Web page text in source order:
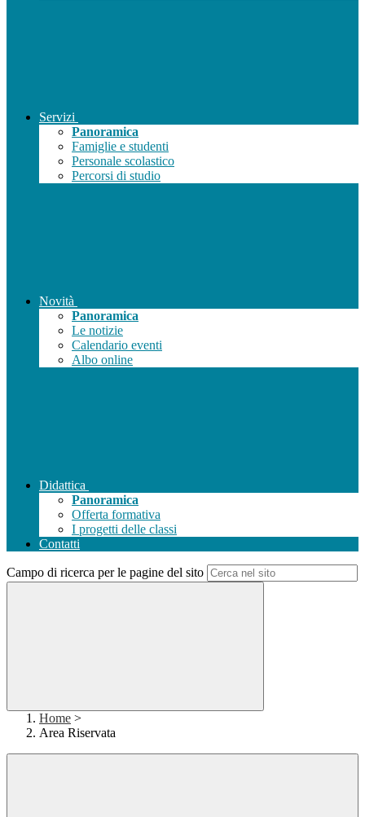
Servizi
Panoramica
Famiglie e studenti
Personale scolastico
Percorsi di studio
Novità
Panoramica
Le notizie
Calendario eventi
Albo online
Didattica
Panoramica
Offerta formativa
I progetti delle classi
Contatti
Campo di ricerca per le pagine del sito
Home >
Area Riservata